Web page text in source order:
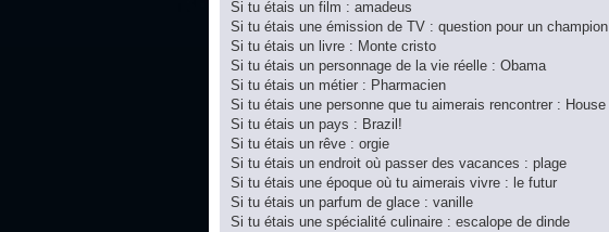
Si tu étais un film : amadeus
Si tu étais une émission de TV : question pour un champion
Si tu étais un livre : Monte cristo
Si tu étais un personnage de la vie réelle : Obama
Si tu étais un métier : Pharmacien
Si tu étais une personne que tu aimerais rencontrer : House
Si tu étais un pays : Brazil!
Si tu étais un rêve : orgie
Si tu étais un endroit où passer des vacances : plage
Si tu étais une époque où tu aimerais vivre : le futur
Si tu étais un parfum de glace : vanille
Si tu étais une spécialité culinaire : escalope de dinde